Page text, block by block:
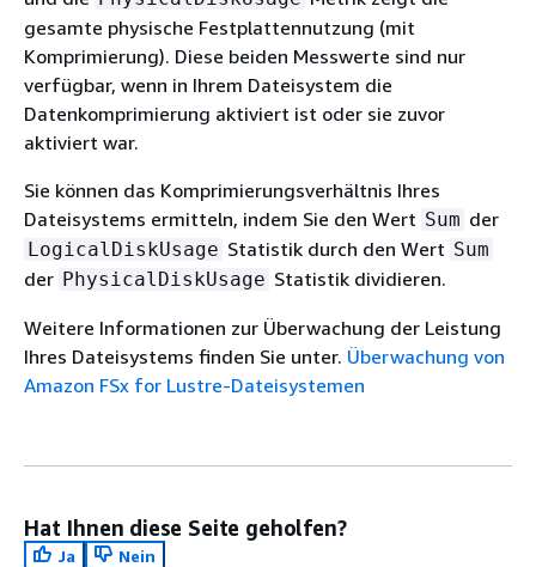
gesamte physische Festplattennutzung (mit
Komprimierung). Diese beiden Messwerte sind nur
verfügbar, wenn in Ihrem Dateisystem die
Datenkomprimierung aktiviert ist oder sie zuvor
aktiviert war.
Sie können das Komprimierungsverhältnis Ihres
Dateisystems ermitteln, indem Sie den Wert Sum der
LogicalDiskUsage Statistik durch den Wert Sum
der PhysicalDiskUsage Statistik dividieren.
Weitere Informationen zur Überwachung der Leistung
Ihres Dateisystems finden Sie unter. Überwachung von
Amazon FSx for Lustre-Dateisystemen
Hat Ihnen diese Seite geholfen?
Ja
Nein